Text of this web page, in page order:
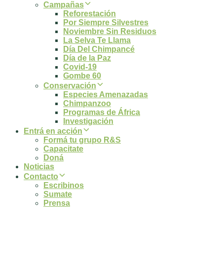
Campañas
Reforestación
Por Siempre Silvestres
Noviembre Sin Residuos
La Selva Te Llama
Día Del Chimpancé
Día de la Paz
Covid-19
Gombe 60
Conservación
Especies Amenazadas
Chimpanzoo
Programas de África
Investigación
Entrá en acción
Formá tu grupo R&S
Capacitate
Doná
Noticias
Contacto
Escribinos
Sumate
Prensa